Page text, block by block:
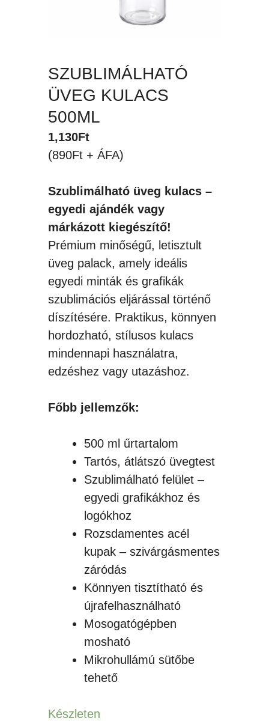
SZUBLIMÁLHATÓ
ÜVEG KULACS
500ML
1,130Ft
(890Ft + ÁFA)
Szublimálható üveg kulacs –
egyedi ajándék vagy
márkázott kiegészítő!
Prémium minőségű, letisztult
üveg palack, amely ideális
egyedi minták és grafikák
szublimációs eljárással történő
díszítésére. Praktikus, könnyen
hordozható, stílusos kulacs
mindennapi használatra,
edzéshez vagy utazáshoz.
Főbb jellemzők:
500 ml űrtartalom
Tartós, átlátszó üvegtest
Szublimálható felület –
egyedi grafikákhoz és
logókhoz
Rozsdamentes acél
kupak – szivárgásmentes
záródás
Könnyen tisztítható és
újrafelhasználható
Mosogatógépben
mosható
Mikrohullámú sütőbe
tehető
Készleten